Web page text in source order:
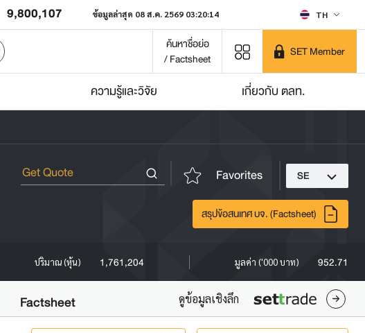
9,800,107 ข้อมูลล่าสุด 08 ส.ค. 2569 03:20:14 TH
ค้นหาชื่อย่อ
/ Factsheet
SET Member
ความรู้และวิจัย เกี่ยวกับ ตลท.
Favorites SE
สรุปข้อสนเทศ บจ. (Factsheet)
ปริมาณ (หุ้น) 1,761,204 มูลค่า ('000 บาท) 952.71
Factsheet ดูข้อมูลเชิงลึก